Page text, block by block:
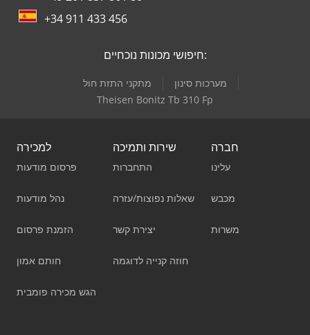
+34 911 433 456
חיפושי מכונות נוכחיים:
מתקני התזת חול
מערכות סינון
Theisen Bonitz Tb 310 Fp
למכירה
פרסום מודעות
נהל מודעות
הזמנת פרסום
חותם אמון
הגש מכירה פומבית
שירות ותמיכה
התחברות
שאלות נפוצות/עזרה
יצירת קשר
חוזה קנייה לדוגמה
חברה
עלינו
מכבש
משרות